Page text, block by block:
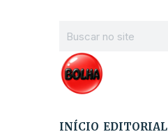
INÍCIO EDITORIAL